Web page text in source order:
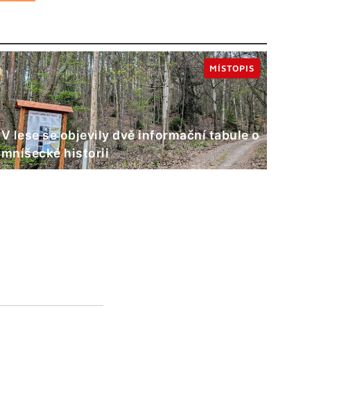
V lese se objevily dvě informační tabule o
mníšecké historii
MÍSTOPIS